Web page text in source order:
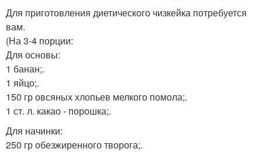
Для приготовления диетического чизкейка потребуется
вам.
(На 3-4 порции:
Для основы:
1 банан;.
1 яйцо;.
150 гр овсяных хлопьев мелкого помола;.
1 ст. л. какао - порошка;.
Для начинки:
250 гр обезжиренного творога;.